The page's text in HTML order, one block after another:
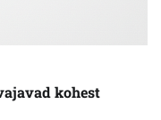
kohest